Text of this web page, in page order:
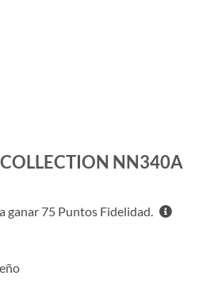
NN340A
ganar 75 Puntos Fidelidad.